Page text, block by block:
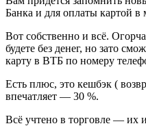
Банка и для оплаты картой в
Вот собственно и всё.
будете без денег, но зато
карту в ВТБ по номеру
Есть плюс, это кешбэк (
впечатляет — 30 %.
Всё учтено в торговле — их